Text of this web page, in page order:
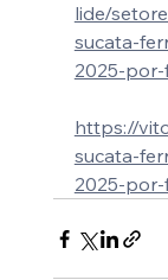
lide/
sucata-
2025-
https://
sucata-
2025-